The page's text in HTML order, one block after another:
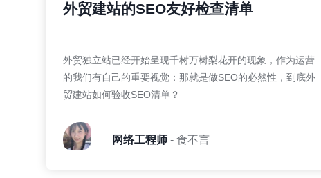
外贸建站的SEO友好检查清单
外贸独立站已经开始呈现千树万树梨花开的现象，作为运营
的我们有自己的重要视觉：那就是做SEO的必然性，到底外
贸建站如何验收SEO清单？
网络工程师 - 食不言